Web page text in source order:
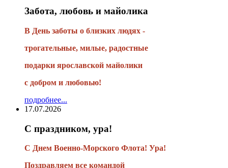
Забота, любовь и майолика
В День заботы о близких людях -
трогательные, милые, радостные
подарки ярославской майолики
с добром и любовью!
подробнее...
17.07.2026
С праздником, ура!
С Днем Военно-Морского Флота! Ура!
Поздравляем все командой